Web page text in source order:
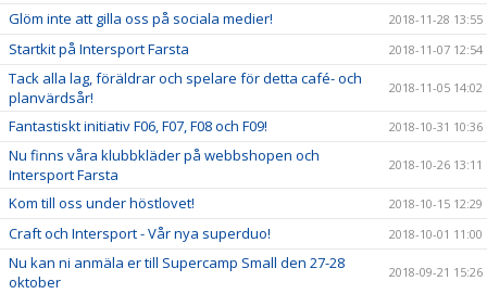
Glöm inte att gilla oss på sociala medier! 2018-11-28 13:55
Startkit på Intersport Farsta 2018-11-07 12:54
Tack alla lag, föräldrar och spelare för detta café- och
planvärdsår!
2018-11-05 14:02
Fantastiskt initiativ F06, F07, F08 och F09! 2018-10-31 10:36
Nu finns våra klubbkläder på webbshopen och
Intersport Farsta
2018-10-26 13:11
Kom till oss under höstlovet! 2018-10-15 12:29
Craft och Intersport - Vår nya superduo! 2018-10-01 11:00
Nu kan ni anmäla er till Supercamp Small den 27-28
oktober
2018-09-21 15:26